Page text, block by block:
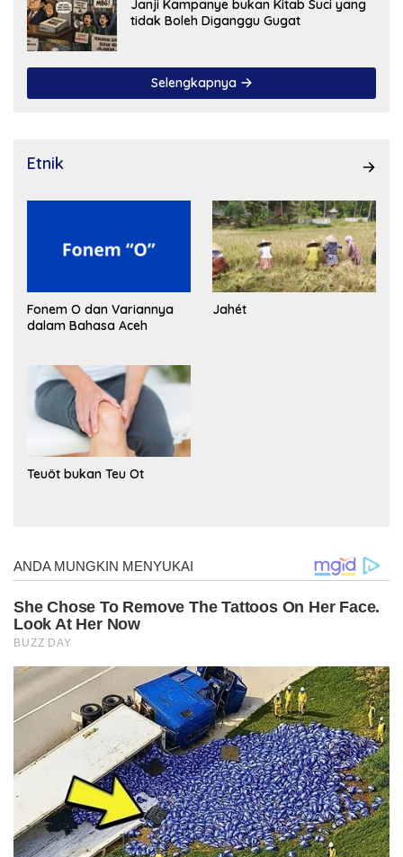
Janji Kampanye bukan Kitab Suci yang
tidak Boleh Diganggu Gugat
Selengkapnya
Etnik
Fonem O dan Variannya
dalam Bahasa Aceh
Jahét
Teuöt bukan Teu Ot